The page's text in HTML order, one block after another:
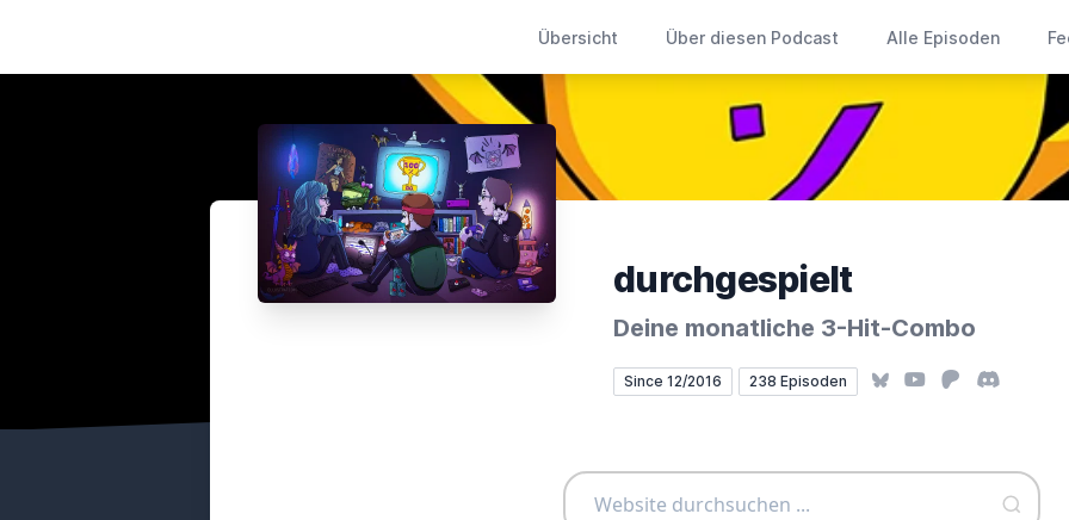
Übersicht Über diesen Podcast Alle Episoden
durchgespielt
Deine monatliche 3-Hit-Combo
Since 12/2016 238 Episoden BlueskyYouTube
PatreonDiscord